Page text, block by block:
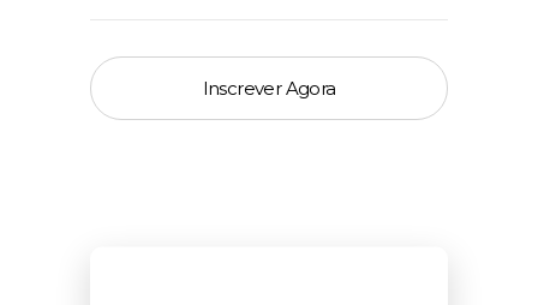
Inscrever Agora